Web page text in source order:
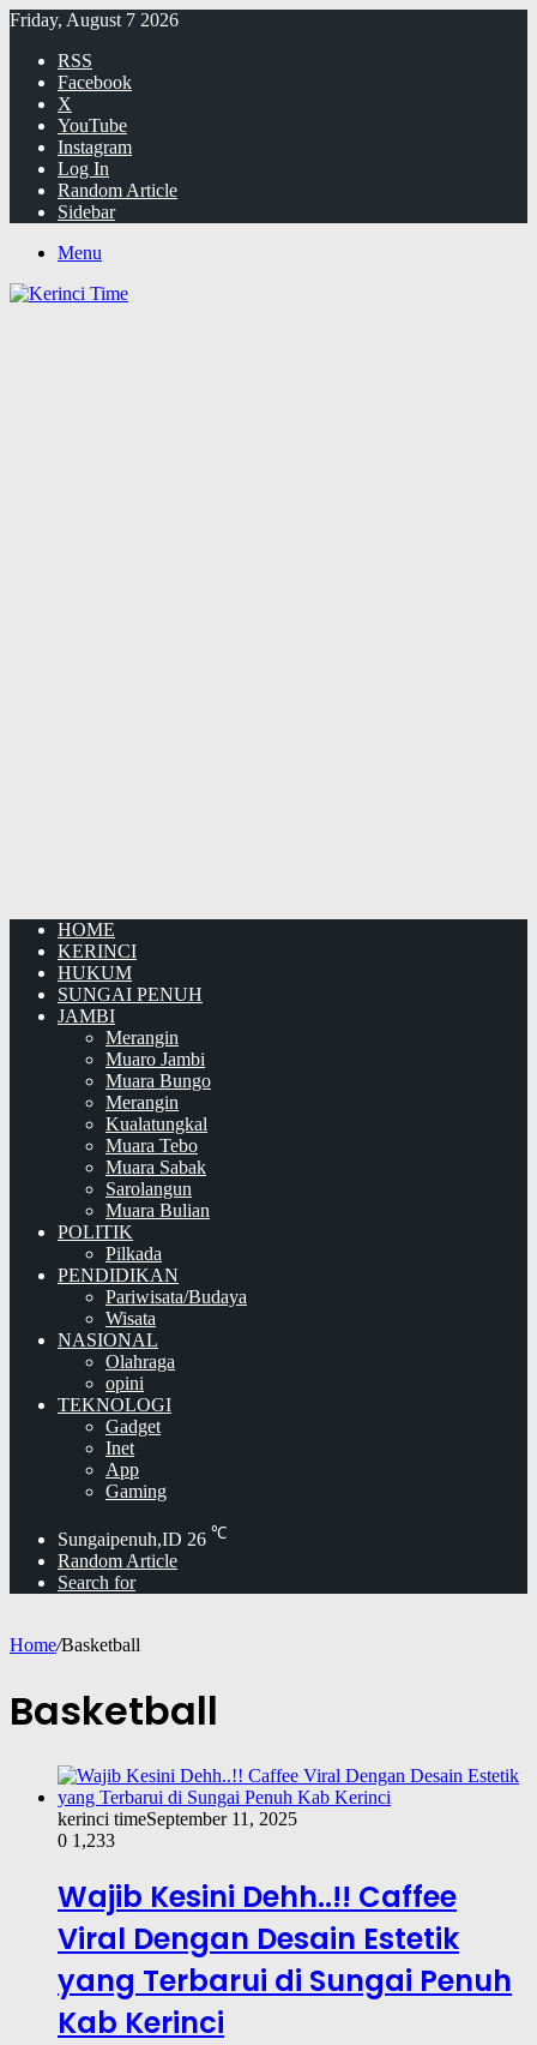
Friday, August 7 2026
RSS
Facebook
X
YouTube
Instagram
Log In
Random Article
Sidebar
Menu
HOME
KERINCI
HUKUM
SUNGAI PENUH
JAMBI
Merangin
Muaro Jambi
Muara Bungo
Merangin
Kualatungkal
Muara Tebo
Muara Sabak
Sarolangun
Muara Bulian
POLITIK
Pilkada
PENDIDIKAN
Pariwisata/Budaya
Wisata
NASIONAL
Olahraga
opini
TEKNOLOGI
Gadget
Inet
App
Gaming
Sungaipenuh,ID 26 ℃
Random Article
Search for
Home/Basketball
Basketball
kerinci timeSeptember 11, 2025
0 1,233
Wajib Kesini Dehh..!! Caffee
Viral Dengan Desain Estetik
yang Terbarui di Sungai Penuh
Kab Kerinci